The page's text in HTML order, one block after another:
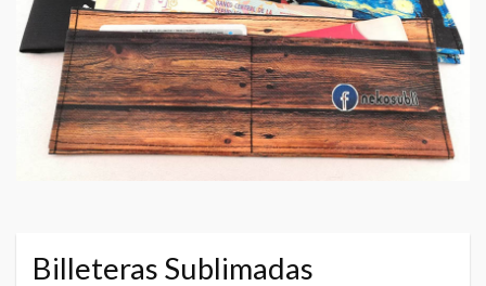
Billeteras Sublimadas